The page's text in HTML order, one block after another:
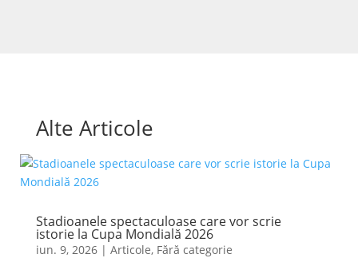
Alte Articole
Stadioanele spectaculoase care vor scrie
istorie la Cupa Mondială 2026
iun. 9, 2026| Articole, Fără categorie